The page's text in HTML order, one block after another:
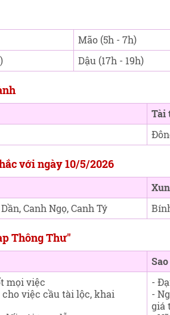
Mão (5h - 7h)
Dậu (17h - 19h)
Tài
với ngày 10/5/2026
Canh Ngọ, Canh Tý
Thông Thư"
mọi việc
cho việc cầu tài lộc, khai
-
-
giá